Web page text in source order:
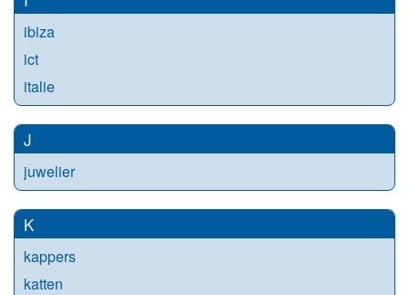
ibiza
ict
italie
J
juwelier
K
kappers
katten